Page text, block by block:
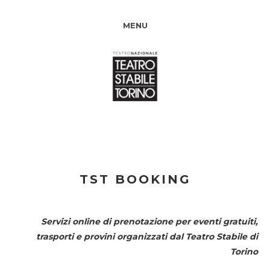
MENU
TST BOOKING
Servizi online di prenotazione per eventi gratuiti,
trasporti e provini organizzati dal Teatro Stabile di
Torino